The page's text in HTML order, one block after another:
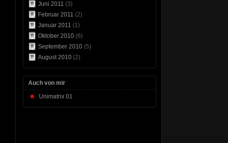
Juni 2011 (3)
Februar 2011 (2)
Januar 2011 (1)
Oktober 2010 (6)
September 2010 (5)
August 2010 (2)
Auch von mir
Unimatrix 01